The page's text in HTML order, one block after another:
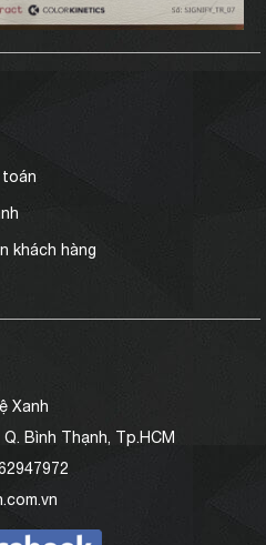
khách hàng
Xanh
Bình Thạnh, Tp.HCM